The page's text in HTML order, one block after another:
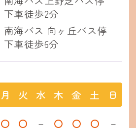
下車徒歩2分
南海バス 向ヶ丘バス停
下車徒歩6分
月 火 水 木 金 土
日
〇 〇 － 〇 〇 〇
－